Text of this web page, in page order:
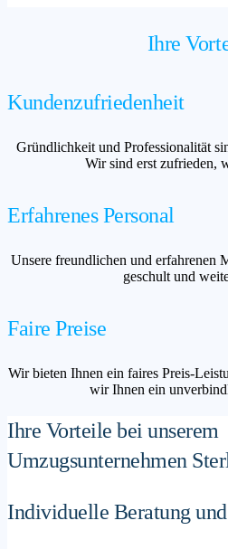
Ihre
Kundenzufriedenheit
Gründlichkeit und Professionalität
Wir sind erst zufrieden,
Erfahrenes Personal
Unsere freundlichen und erfahrenen
geschult und
Faire Preise
Wir bieten Ihnen ein faires Preis-
wir Ihnen ein
Ihre Vorteile bei unserem
Umzugsunternehmen
Individuelle Beratung